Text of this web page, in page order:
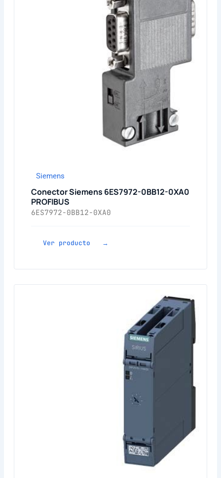
Siemens
Conector Siemens 6ES7972-0BB12-0XA0
PROFIBUS
6ES7972-0BB12-0XA0
Ver producto →